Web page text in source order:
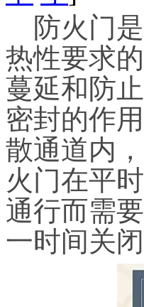
防火门是
热性要求
蔓延和防
密封的作
散通道内
火门在平
通行而需
一时间关